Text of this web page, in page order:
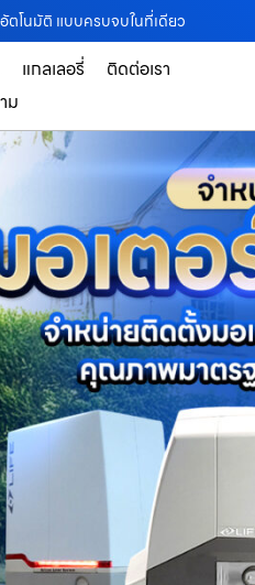
ตโนมัติ แบบครบจบในที่เดียว
แกลเลอรี่
ติดต่อเรา
ม